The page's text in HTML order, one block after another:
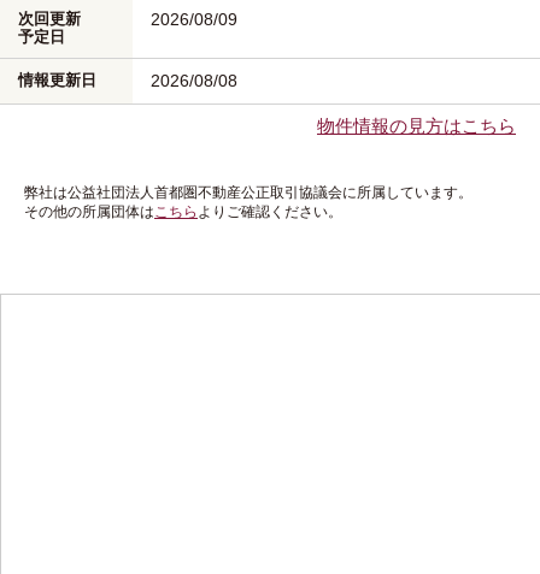
次回更新
予定日
2026/08/09
情報更新日 2026/08/08
物件情報の見方はこちら
弊社は公益社団法人首都圏不動産公正取引協議会に所属しています。
その他の所属団体はこちら よりご確認ください。